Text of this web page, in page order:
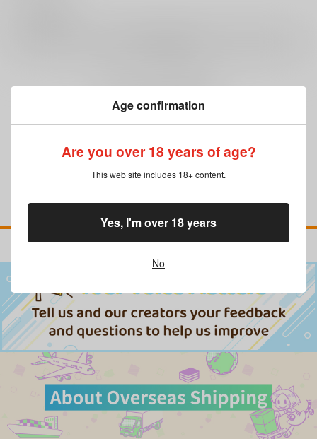
Age confirmation
Are you over 18 years of age?
This web site includes 18+ content.
No
Yes, I'm over 18 years